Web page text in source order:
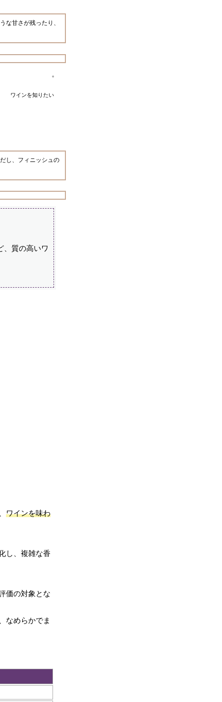
な甘さが残ったり、
ワインを知りたい
し、フィニッシュの
、質の高いワ
ワインを味わ
し、複雑な香
価の対象とな
なめらかでま